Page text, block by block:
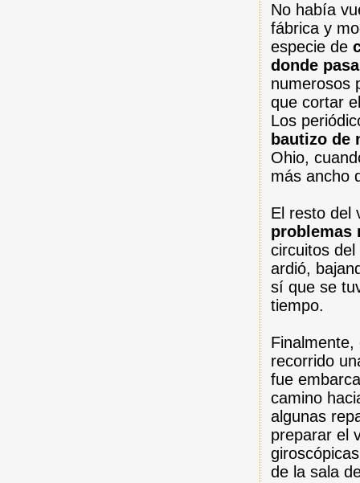
No había
fábrica y
especie de
donde
numerosos
que cortar
Los
bautizo de
Ohio,
más ancho
El resto del
problemas
circuitos
ardió,
sí que se
tiempo.
recorrido
fue
camino
algunas
preparar el
de la sala